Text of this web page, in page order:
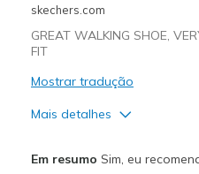
skechers.com
GREAT WALKING SHOE,
FIT
Mostrar tradução
Mais detalhes
Em resumo Sim, eu